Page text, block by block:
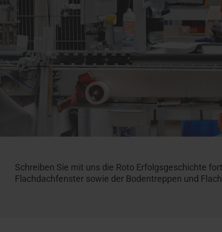
Angebot anfordern
Service-Experten
Campus Seminare
Karriere bei Roto
Roto
Ansprechpartner für Profis
Techn.
Schreiben Sie mit uns die Roto Erfolgsgeschichte
Flachdachfenster sowie der Bodentreppen und